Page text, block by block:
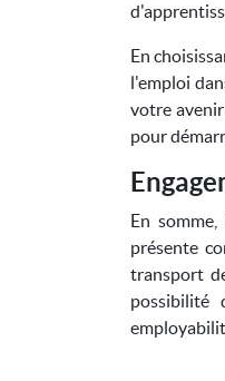
En
l'emploi
votre
pour
En
présente
transport
possibilité